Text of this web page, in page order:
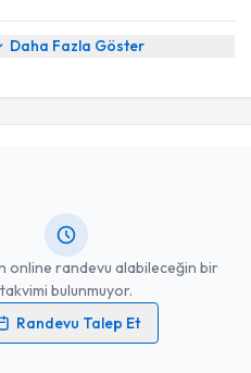
Daha Fazla Göster
online randevu alabileceğin bir
takvimi bulunmuyor.
Randevu Talep Et
ilişkinAydınlatma Metni